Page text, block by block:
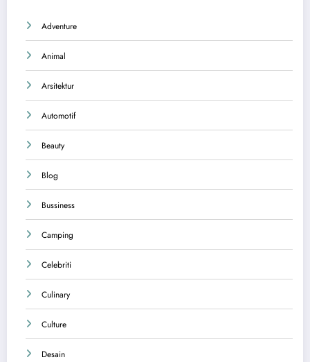
Adventure
Animal
Arsitektur
Automotif
Beauty
Blog
Bussiness
Camping
Celebriti
Culinary
Culture
Desain